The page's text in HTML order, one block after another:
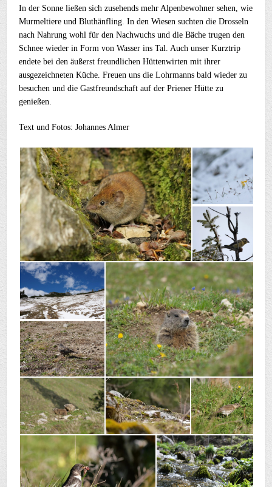
In der Sonne ließen sich zusehends mehr Alpenbewohner sehen, wie
Murmeltiere und Bluthänfling. In den Wiesen suchten die Drosseln
nach Nahrung wohl für den Nachwuchs und die Bäche trugen den
Schnee wieder in Form von Wasser ins Tal. Auch unser Kurztrip
endete bei den äußerst freundlichen Hüttenwirten mit ihrer
ausgezeichneten Küche. Freuen uns die Lohrmanns bald wieder zu
besuchen und die Gastfreundschaft auf der Priener Hütte zu
genießen.
Text und Fotos: Johannes Almer